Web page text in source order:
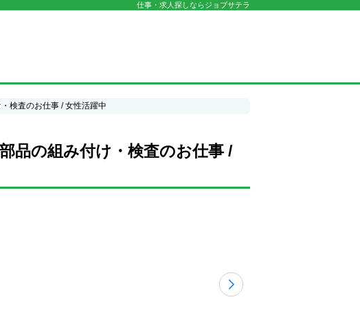
仕事・求人探しならジョブサテラ
検査のお仕事 / 女性活躍中
品の組み付け・検査のお仕事 /